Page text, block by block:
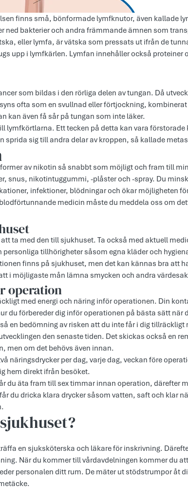
finns små, bönformade lymfknutor, även kallade
ned bakterier och andra främmande ämnen som
eller lymfa, är vätska som pressats ut ifrån de
upp i lymfkärlen. Lymfan innehåller också proteiner
som bildas i den rörliga delen av tungan. Då
ofta som en svullnad eller förtjockning,
kan även få sår på tungan som inte läker.
lymfkörtlarna. Ett tecken på detta kan vara förstorade
sprida sig till andra delar av kroppen, så kallade
av nikotin så snabbt som möjligt och fram till
snus, nikotintuggummi, -plåster och -spray. Du
infektioner, blödningar och ökar möjligheten
medicin måste du meddela oss om
ta med den till sjukhuset. Ta också med aktuell
personliga tillhörigheter såsom egna kläder och
finns på sjukhuset, men det kan kännas bra att
i möjligaste mån lämna smycken och andra
operation
med energi och näring inför operationen. Din
du förbereder dig inför operationen på bästa sätt när
en bedömning av risken att du inte får i dig tillräckligt
den senaste tiden. Det skickas också en
men om det behövs även innan.
näringsdrycker per dag, varje dag, veckan före
hem direkt ifrån besöket.
du äta fram till sex timmar innan operation, därefter
du dricka klara drycker såsom vatten, saft och klar
en sjuksköterska och läkare för inskrivning.
När du kommer till vårdavdelningen kommer du
personalen ditt rum. De mäter ut stödstrumpor åt